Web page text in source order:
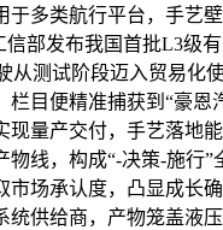
多类航行平台，手艺
信部发布我国首批L3级
从测试阶段迈入贸易化
栏目便精准捕获到“豪
现量产交付，手艺落地
线，构成“-决策-施行
场承认度，凸显成长
统供给商，产物笼盖液